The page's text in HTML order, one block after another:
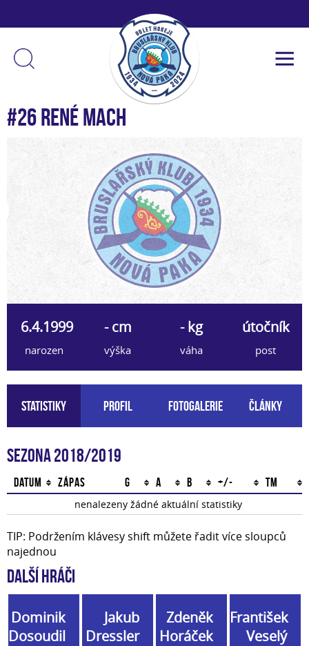
#26 René Mach
6.4.1999
narozen
- cm
výška
- kg
váha
útočník
post
Statistiky Profil Fotogalerie Články
Sezona 2018/2019
Datum Zápas G A B +/- TM
nenalezeny žádné aktuální statistiky
TIP: Podržením klávesy shift můžete řadit více sloupců
najednou
Další hráči
Dominik
Dosoudil
Jakub
Dressler
Zdeněk
Horáček
František
Veselý